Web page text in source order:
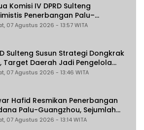
Komisi IV DPRD Sulteng
Penerbangan Palu–
Dongkrak Ekspor dan
07 Agustus 2026 - 13:57 WITA
Sulteng Susun Strategi Dongkrak
Target Daerah Jadi Pengelola
Penghasil
07 Agustus 2026 - 13:46 WITA
Hafid Resmikan Penerbangan
Palu-Guangzhou, Sejumlah
Jajaki Rute Malaysia dan
07 Agustus 2026 - 13:14 WITA